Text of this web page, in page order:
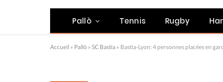
Pallò Tennis Rugby
Accueil » Pallò » SC Bastia » Bastia-Lyon: 4 personnes placées en